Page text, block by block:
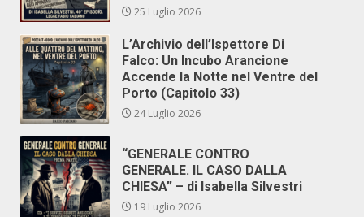
25 Luglio 2026
L’Archivio dell’Ispettore Di
Falco: Un Incubo Arancione
Accende la Notte nel Ventre del
Porto (Capitolo 33)
24 Luglio 2026
“GENERALE CONTRO
GENERALE. IL CASO DALLA
CHIESA” – di Isabella Silvestri
19 Luglio 2026